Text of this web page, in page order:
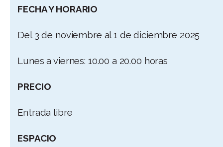
FECHA Y HORARIO
Del 3 de noviembre al 1 de diciembre 2025
Lunes a viernes: 10.00 a 20.00 horas
PRECIO
Entrada libre
ESPACIO